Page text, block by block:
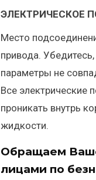
ЭЛЕКТРИЧЕСКОЕ
Место
привода.
параметры не
Все электрические
проникать внутрь
жидкости.
Обращаем
лицами по